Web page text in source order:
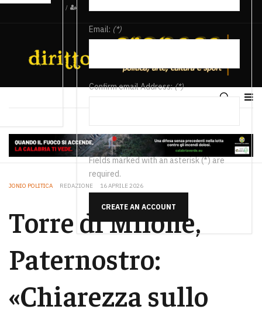
/
Email: (*)
Confirm email Address:(*)
Fields marked with an asterisk (*) are
required.
CREATE AN ACCOUNT
JONIO POLITICA REDAZIONE 16 APRILE 2026
Torre di Milone,
Paternostro:
«Chiarezza sullo